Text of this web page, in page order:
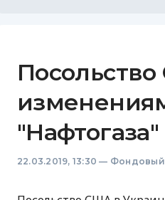
"Нафтогаза"
22.03.2019, 13:30 —